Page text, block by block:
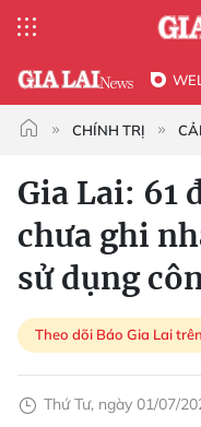
CHÍNH TRỊ
Gia Lai: 61
chưa ghi
sử dụng
Theo dõi Báo Gia Lai trên
Thứ Tư, ngày 01/07/